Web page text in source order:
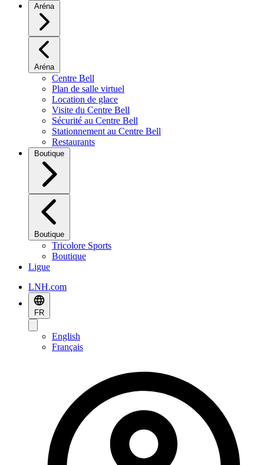
Aréna
Aréna
Centre Bell
Plan de salle virtuel
Location de glace
Visite du Centre Bell
Sécurité au Centre Bell
Stationnement au Centre Bell
Restaurants
Boutique
Boutique
Tricolore Sports
Boutique
Ligue
LNH.com
FR
English
Français